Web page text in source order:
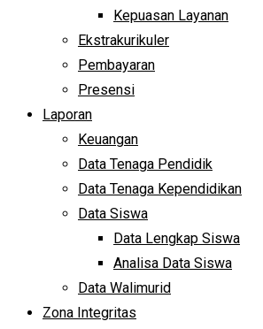
Kepuasan Layanan
Ekstrakurikuler
Pembayaran
Presensi
Laporan
Keuangan
Data Tenaga Pendidik
Data Tenaga Kependidikan
Data Siswa
Data Lengkap Siswa
Analisa Data Siswa
Data Walimurid
Zona Integritas